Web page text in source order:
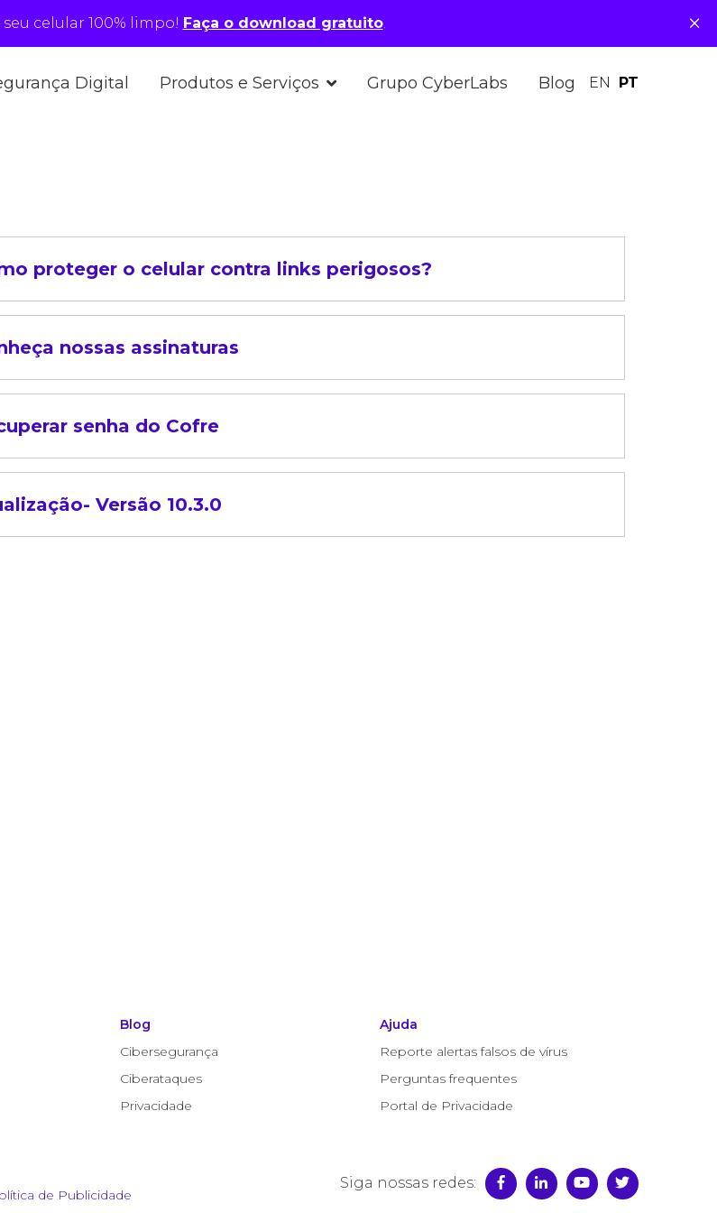
celular 100% limpo! Faça o download gratuito. ×
Digital Produtos e Serviços Grupo CyberLabs Blog EN PT
proteger o celular contra links perigosos?
nossas assinaturas
senha do Cofre
Versão 10.3.0
Blog
Cibersegurança
Ciberataques
Privacidade
Ajuda
Reporte alertas falsos de vírus
Perguntas frequentes
Portal de Privacidade
de Publicidade
Siga nossas redes: